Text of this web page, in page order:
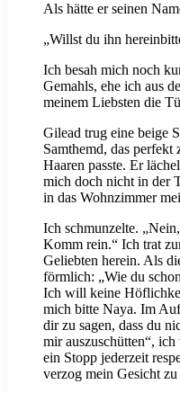
Als hätte er seinen
„Willst du ihn
Ich besah mich noch
Gemahls, ehe ich aus
meinem Liebsten die
Gilead trug eine beige
Samthemd, das perfekt
Haaren passte. Er
mich doch nicht in der
in das Wohnzimmer
Ich schmunzelte.
Komm rein.“ Ich trat
Geliebten herein. Als
förmlich: „Wie du
Ich will keine
mich bitte Naya. Im
dir zu sagen, dass du
mir auszuschütten“,
ein Stopp jederzeit
verzog mein Gesicht